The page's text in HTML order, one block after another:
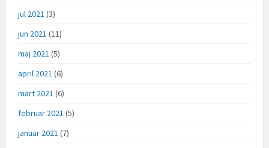
jul 2021 (3)
jun 2021 (11)
maj 2021 (5)
april 2021 (6)
mart 2021 (6)
februar 2021 (5)
januar 2021 (7)